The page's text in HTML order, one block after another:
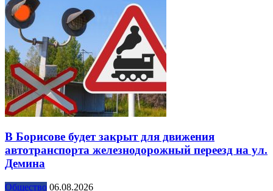
В Борисове будет закрыт для движения
автотранспорта железнодорожный переезд на ул.
Демина
Общество 06.08.2026